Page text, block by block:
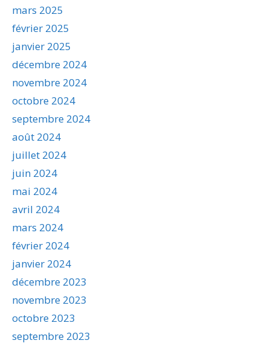
mars 2025
février 2025
janvier 2025
décembre 2024
novembre 2024
octobre 2024
septembre 2024
août 2024
juillet 2024
juin 2024
mai 2024
avril 2024
mars 2024
février 2024
janvier 2024
décembre 2023
novembre 2023
octobre 2023
septembre 2023